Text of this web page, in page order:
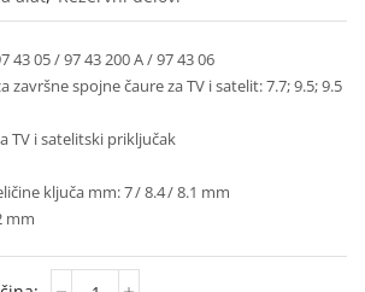
43 05 / 97 43 200 A / 97 43 06
završne spojne čaure za TV i satelit: 7.7; 9.5; 9.5
TV i satelitski priključak
ključa mm: 7 / 8.4 / 8.1 mm
mm